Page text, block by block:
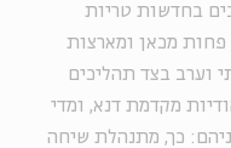
בחדשות טריות
פחות מכאן ומארצות
וערב בצד תהליכים
מקדמת דנא, ומדי
כך, מתנהלת שיחה